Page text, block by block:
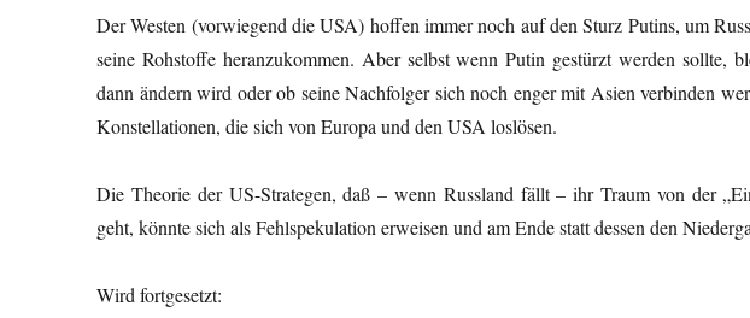
Der Westen (vorwiegend die USA) hoffen immer noch auf den Sturz Putins, um
seine Rohstoffe heranzukommen. Aber selbst wenn Putin gestürzt werden sollte,
dann ändern wird oder ob seine Nachfolger sich noch enger mit Asien verbinden
Konstellationen, die sich von Europa und den USA loslösen.
Die Theorie der US-Strategen, daß – wenn Russland fällt – ihr Traum von der
geht, könnte sich als Fehlspekulation erweisen und am Ende statt dessen den
Wird fortgesetzt: